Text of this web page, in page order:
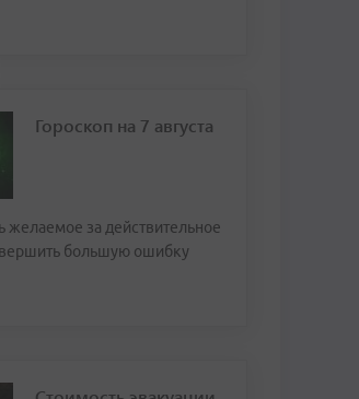
Гороскоп на 7 августа
желаемое за действительное
большую ошибку